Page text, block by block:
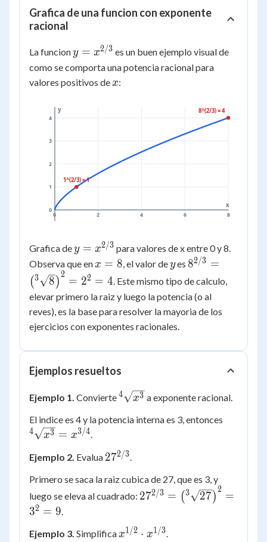
Grafica de una funcion con exponente
racional
La funciony =
x^{2/3}
y = x2/3 es un buen ejemplo visual de
como se comporta una potencia racional para
valores positivos dex
x:
0 2 4 6 8
0
1
2
3
4
x
y
1^(2/3) = 1
8^(2/3) = 4
Grafica dey =
x^{2/3}
y = x2/3 para valores de x entre 0 y 8.
Observa que en x
x = 8, el valor dey
yes8^{2/3} =
\left(
{^3}\sqrt{8}
\right)^{2}
= 2^{2} = 4
82/3 =
(3 8)
2 = 22 = 4. Este mismo tipo de calculo,
elevar primero la raiz y luego la potencia (o al
reves), es la base para resolver la mayoria de los
ejercicios con exponentes racionales.
Ejemplos resueltos
Ejemplo 1. Convierte{^4}\sqrt{x^{3}}
4 x3 a exponente racional.
El indice es 4 y la potencia interna es 3, entonces
4 x3 = x3/4.
Ejemplo 2. Evalua 27^{2/3}
272/3.
Primero se saca la raiz cubica de 27, que es 3, y
luego se eleva al cuadrado: 27^{2/3} =
\right)^{2} =
272/3 = (3 27)
2 =
32 = 9.
Ejemplo 3. Simplifica x^{1/2}
x1/2 ⋅ x1/3.